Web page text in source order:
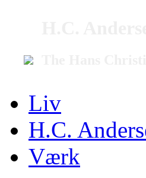
Liv
H.C.
Værk